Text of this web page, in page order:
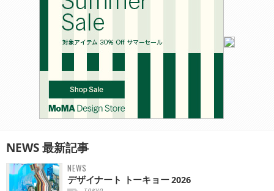
NEWS最新記事
NEWS
デザイナート トーキョー 2026